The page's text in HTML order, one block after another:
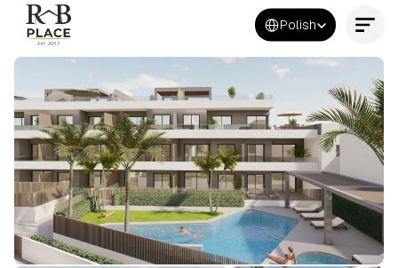
Select Language
Polish
Kontakt